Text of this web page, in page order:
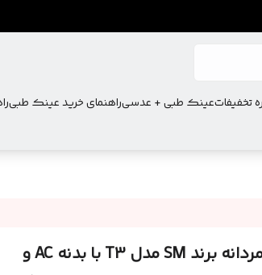
تخفیفاتعینک طبی + عدسیراهنمای خرید عینک طبی
عینک طبی اورجینال مردانه برند SM مدل T3 با بدنه AC و